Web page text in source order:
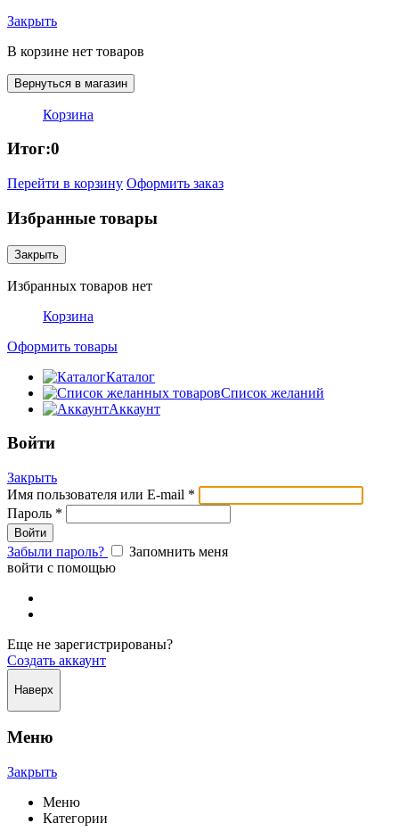
Закрыть
В корзине нет товаров
Вернуться в магазин
Корзина
Итог:0
Перейти в корзину Оформить заказ
Избранные товары
Закрыть
Избранных товаров нет
Корзина
Оформить товары
Каталог
Список желаний
Аккаунт
Войти
Закрыть
Имя пользователя или E-mail *
Пароль *
Забыли пароль?
Запомнить меня
войти с помощью
Еще не зарегистрированы?
Создать аккаунт
Наверх
Меню
Закрыть
Меню
Категории